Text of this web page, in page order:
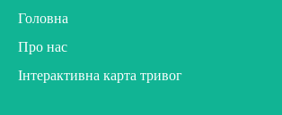
Головна
Про нас
Інтерактивна карта тривог